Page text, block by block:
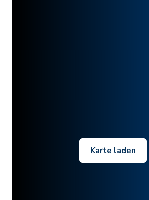
Karte laden